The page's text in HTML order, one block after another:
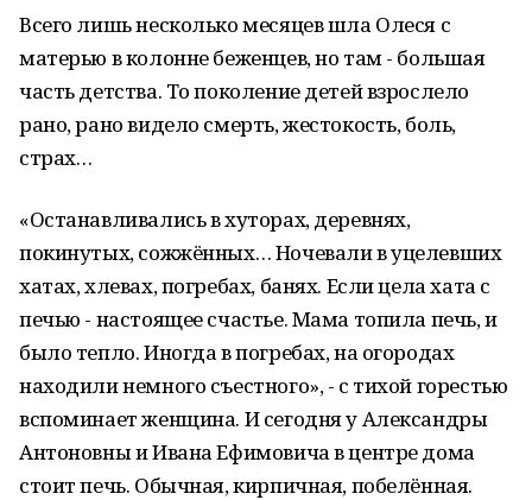
Всего лишь несколько месяцев шла Олеся с
матерью в колонне беженцев, но там - большая
часть детства. То поколение детей взрослело
рано, рано видело смерть, жестокость, боль,
страх…
«Останавливались в хуторах, деревнях,
покинутых, сожжённых… Ночевали в уцелевших
хатах, хлевах, погребах, банях. Если цела хата с
печью - настоящее счастье. Мама топила печь, и
было тепло. Иногда в погребах, на огородах
находили немного съестного», - с тихой горестью
вспоминает женщина. И сегодня у Александры
Антоновны и Ивана Ефимовича в центре дома
стоит печь. Обычная, кирпичная, побелённая.